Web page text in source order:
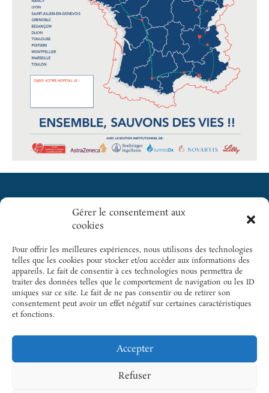
Gérer le consentement aux
cookies
Pour offrir les meilleures expériences, nous utilisons des technologies
telles que les cookies pour stocker et/ou accéder aux informations des
appareils. Le fait de consentir à ces technologies nous permettra de
traiter des données telles que le comportement de navigation ou les ID
uniques sur ce site. Le fait de ne pas consentir ou de retirer son
consentement peut avoir un effet négatif sur certaines caractéristiques
et fonctions.
Accepter
Refuser
5 rue des
Colonnes
du Trône |
75012 Paris
Tél.: +33 1
INCONTOURNABLES
SFC
Cardio-
Online
Cardiogen
cookies
marketing et
activer ce
contenu